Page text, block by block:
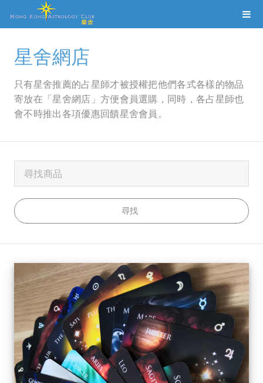
星舍網店
只有星舍推薦的占星師才被授權把他們各式各樣的物品
寄放在「星舍網店」方便會員選購，同時，各占星師也
會不時推出各項優惠回饋星舍會員。